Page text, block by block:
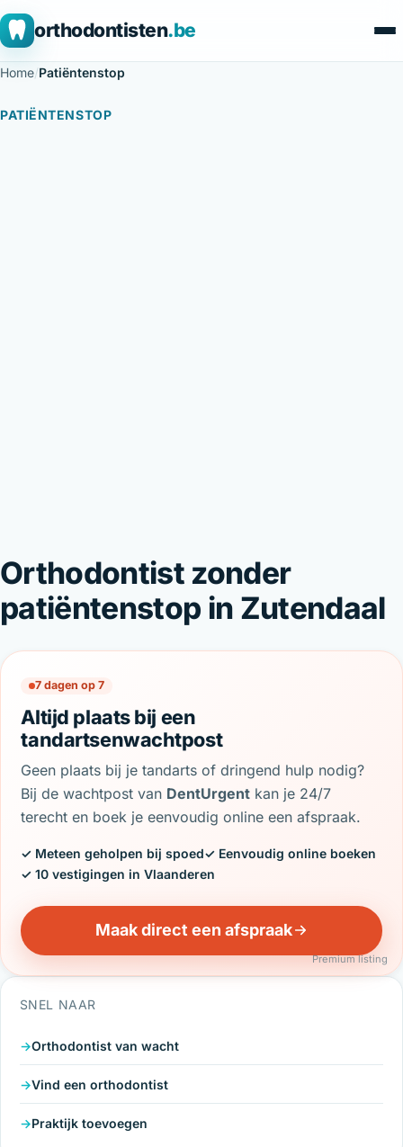
orthodontisten.be
Home/Patiëntenstop
PATIËNTENSTOP
Orthodontist zonder
patiëntenstop in Zutendaal
7 dagen op 7
Altijd plaats bij een
tandartsenwachtpost
Geen plaats bij je tandarts of dringend hulp nodig?
Bij de wachtpost van DentUrgent kan je 24/7
terecht en boek je eenvoudig online een afspraak.
✓ Meteen geholpen bij spoed✓ Eenvoudig online boeken
✓ 10 vestigingen in Vlaanderen
Maak direct een afspraak
Premium listing
SNEL NAAR
Orthodontist van wacht
Vind een orthodontist
Praktijk toevoegen